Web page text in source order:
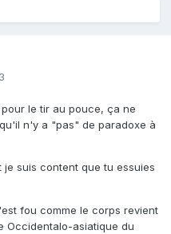
le tir au pouce, ça ne
n'y a "pas" de paradoxe à
suis content que tu essuies
fou comme le corps revient
Occidentalo-asiatique du